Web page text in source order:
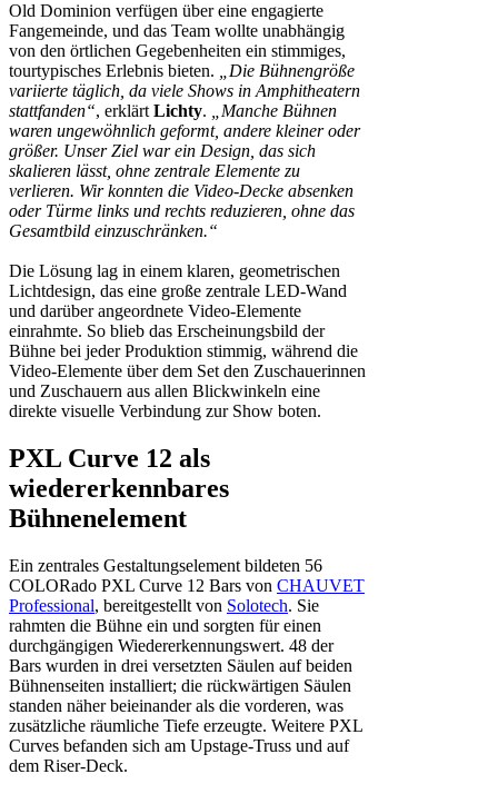
Old Dominion verfügen über eine engagierte
Fangemeinde, und das Team wollte unabhängig
von den örtlichen Gegebenheiten ein stimmiges,
tourtypisches Erlebnis bieten. „Die Bühnengröße
variierte täglich, da viele Shows in Amphitheatern
stattfanden“, erklärt Lichty.
„Manche Bühnen
waren ungewöhnlich geformt, andere kleiner oder
größer. Unser Ziel war ein Design, das sich
skalieren lässt, ohne zentrale Elemente zu
verlieren. Wir konnten die Video-Decke absenken
oder Türme links und rechts reduzieren, ohne das
Gesamtbild einzuschränken.“
Die Lösung lag in einem klaren, geometrischen
Lichtdesign, das eine große zentrale LED-Wand
und darüber angeordnete Video-Elemente
einrahmte. So blieb das Erscheinungsbild der
Bühne bei jeder Produktion stimmig, während die
Video-Elemente über dem Set den Zuschauerinnen
und Zuschauern aus allen Blickwinkeln eine
direkte visuelle Verbindung zur Show boten.
PXL Curve 12 als
wiedererkennbares
Bühnenelement
Ein zentrales Gestaltungselement bildeten 56
COLORado PXL Curve 12 Bars von CHAUVET
Professional, bereitgestellt von Solotech. Sie
rahmten die Bühne ein und sorgten für einen
durchgängigen Wiedererkennungswert. 48 der
Bars wurden in drei versetzten Säulen auf beiden
Bühnenseiten installiert; die rückwärtigen Säulen
standen näher beieinander als die vorderen, was
zusätzliche räumliche Tiefe erzeugte. Weitere PXL
Curves befanden sich am Upstage-Truss und auf
dem Riser-Deck.